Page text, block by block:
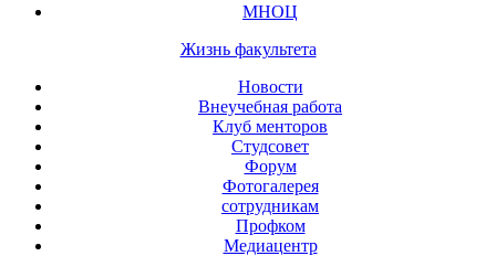
МНОЦ
Жизнь факультета
Новости
Внеучебная работа
Клуб менторов
Студсовет
Форум
Фотогалерея
сотрудникам
Профком
Медиацентр